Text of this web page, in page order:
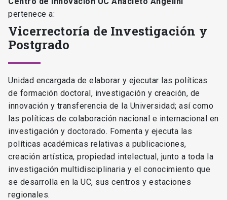
pertenece a:
Vicerrectoría de Investigación y
Postgrado
Unidad encargada de elaborar y ejecutar las políticas
de formación doctoral, investigación y creación, de
innovación y transferencia de la Universidad; así como
las políticas de colaboración nacional e internacional en
investigación y doctorado. Fomenta y ejecuta las
políticas académicas relativas a publicaciones,
creación artística, propiedad intelectual, junto a toda la
investigación multidisciplinaria y el conocimiento que
se desarrolla en la UC, sus centros y estaciones
regionales.